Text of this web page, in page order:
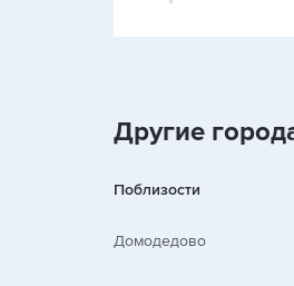
Другие
Поблизости
Домодедово